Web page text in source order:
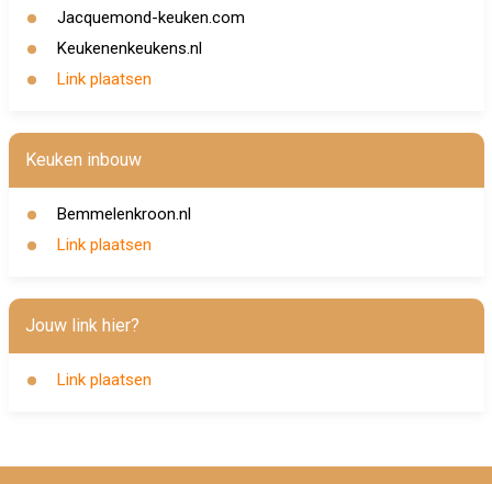
Jacquemond-keuken.com
Keukenenkeukens.nl
Link plaatsen
Keuken inbouw
Bemmelenkroon.nl
Link plaatsen
Jouw link hier?
Link plaatsen